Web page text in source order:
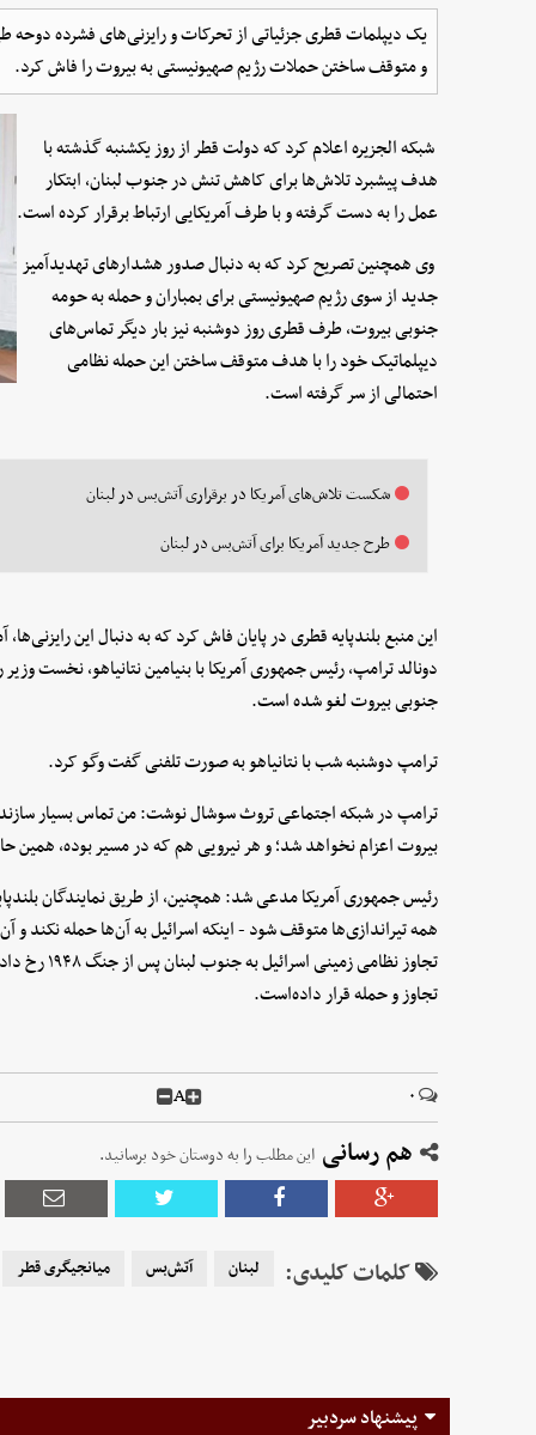
یک دیپلمات قطری جزئیاتی از تحرکات و رایزنی‌های فشرده
و متوقف ساختن حملات رژیم صهیونیستی به بیروت را فاش کرد.
شبکه الجزیره اعلام کرد که دولت قطر از روز یکشنبه گذشته با
هدف پیشبرد تلاش‌ها برای کاهش تنش در جنوب لبنان، ابتکار
عمل را به دست گرفته و با طرف آمریکایی ارتباط برقرار کرده است.
وی همچنین تصریح کرد که به دنبال صدور هشدارهای تهدیدآمیز
جدید از سوی رژیم صهیونیستی برای بمباران و حمله به حومه
جنوبی بیروت، طرف قطری روز دوشنبه نیز بار دیگر تماس‌های
دیپلماتیک خود را با هدف متوقف ساختن این حمله نظامی
احتمالی از سر گرفته است.
شکست تلاش‌های آمریکا در برقراری آتش‌بس در لبنان
طرح جدید آمریکا برای آتش‌بس در لبنان
این منبع بلندپایه قطری در پایان فاش کرد که به دنبال این
دونالد ترامپ، رئیس جمهوری آمریکا با بنیامین نتانیاهو، نخست
جنوبی بیروت لغو شده است.
ترامپ دوشنبه شب با نتانیاهو به صورت تلفنی گفت وگو کرد.
ترامپ در شبکه اجتماعی تروث سوشال نوشت: من تماس بسیار
بیروت اعزام نخواهد شد؛ و هر نیرویی هم که در مسیر بوده، همین
رئیس جمهوری آمریکا مدعی شد: همچنین، از طریق نمایندگان
تجاوز
تجاوز و حمله قرار داده‌است.
۰ A
هم رسانی این مطلب را به دوستان خود برسانید.
کلمات کلیدی: لبنان آتش‌بس میانجیگری قطر
پیشنهاد سردبیر